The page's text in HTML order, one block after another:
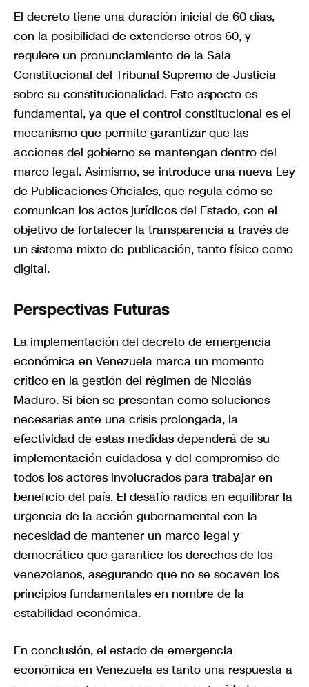
El decreto tiene una duración inicial de 60 días,
con la posibilidad de extenderse otros 60, y
requiere un pronunciamiento de la Sala
Constitucional del Tribunal Supremo de Justicia
sobre su constitucionalidad. Este aspecto es
fundamental, ya que el control constitucional es el
mecanismo que permite garantizar que las
acciones del gobierno se mantengan dentro del
marco legal. Asimismo, se introduce una nueva Ley
de Publicaciones Oficiales, que regula cómo se
comunican los actos jurídicos del Estado, con el
objetivo de fortalecer la transparencia a través de
un sistema mixto de publicación, tanto físico como
digital.
Perspectivas Futuras
La implementación del decreto de emergencia
económica en Venezuela marca un momento
crítico en la gestión del régimen de Nicolás
Maduro. Si bien se presentan como soluciones
necesarias ante una crisis prolongada, la
efectividad de estas medidas dependerá de su
implementación cuidadosa y del compromiso de
todos los actores involucrados para trabajar en
beneficio del país. El desafío radica en equilibrar la
urgencia de la acción gubernamental con la
necesidad de mantener un marco legal y
democrático que garantice los derechos de los
venezolanos, asegurando que no se socaven los
principios fundamentales en nombre de la
estabilidad económica.
En conclusión, el estado de emergencia
económica en Venezuela es tanto una respuesta a